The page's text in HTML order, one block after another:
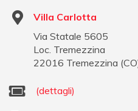
Villa Carlotta
Via Statale 5605
Loc. Tremezzina
22016 Tremezzina (CO
(dettagli)